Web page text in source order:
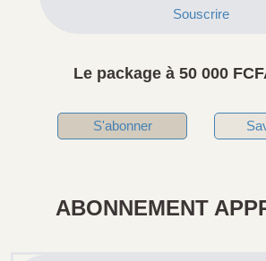
Souscrire
Le package à 50 000
S'abonner
ABONNEMENT